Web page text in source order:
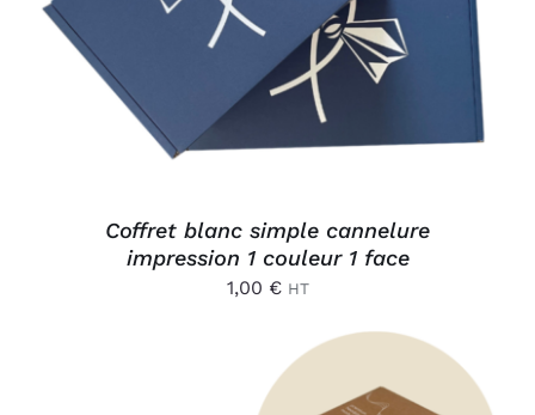
Coffret blanc simple cannelure
impression 1 couleur 1 face
1,00 € HT